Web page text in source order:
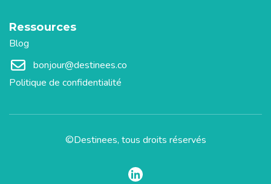
Ressources
Blog
bonjour@destinees.co
Politique de confidentialité
©Destinees, tous droits réservés